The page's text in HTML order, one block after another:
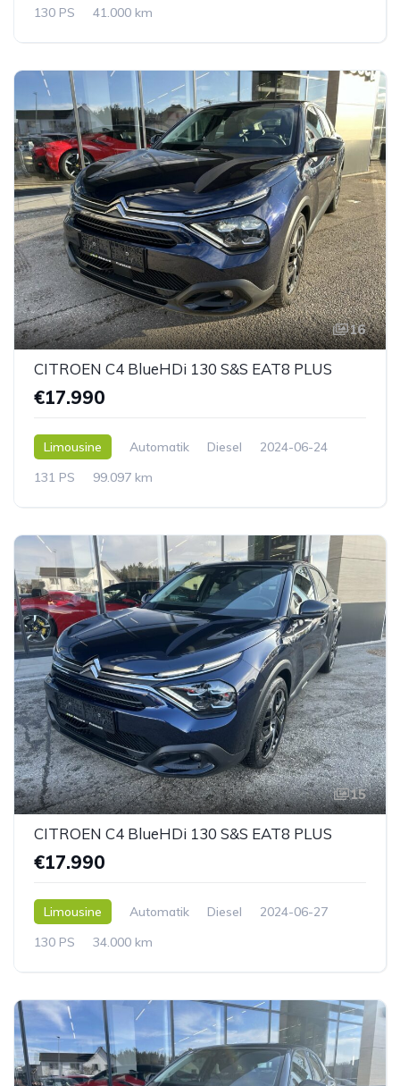
130 PS
41.000 km
16
CITROEN C4 BlueHDi 130 S&S EAT8 PLUS
€17.990
Limousine Automatik Diesel
2024-06-24
131 PS
99.097 km
15
CITROEN C4 BlueHDi 130 S&S EAT8 PLUS
€17.990
Limousine Automatik Diesel
2024-06-27
130 PS
34.000 km